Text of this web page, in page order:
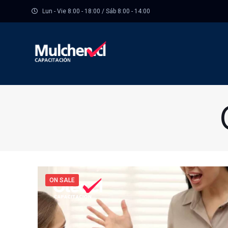
Lun - Vie 8:00 - 18:00 / Sáb 8:00 - 14:00
ON SALE